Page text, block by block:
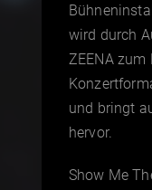
wird durch
ZEENA zum
und bringt
hervor.
Show Me